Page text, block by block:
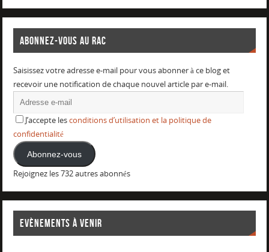
ABONNEZ-VOUS AU RAC
Saisissez votre adresse e-mail pour vous abonner à ce blog et
recevoir une notification de chaque nouvel article par e-mail.
J’accepte lesconditions d’utilisation et la politique de
confidentialité
Abonnez-vous
Rejoignez les 732 autres abonnés
EVÈNEMENTS À VENIR